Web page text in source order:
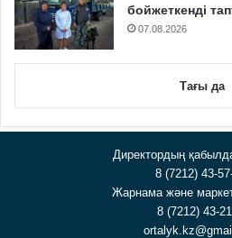
бойжеткенді
07.08.2026
Тағы да
Директордың
8 (7212) 43-
Жарнама және
8 (7212) 43-